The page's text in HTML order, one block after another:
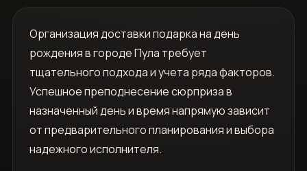
Организация доставки подарка на день
рождения в городе Пула требует
тщательного подхода и учета ряда факторов.
Успешное преподнесение сюрприза в
назначенный день и время напрямую зависит
от предварительного планирования и выбора
надежного исполнителя.